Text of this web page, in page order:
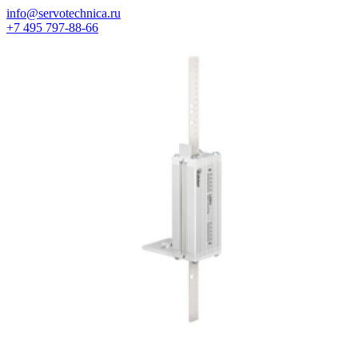
info@servotechnica.ru
+7 495 797-88-66